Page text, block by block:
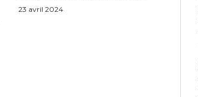
23 avril 2024